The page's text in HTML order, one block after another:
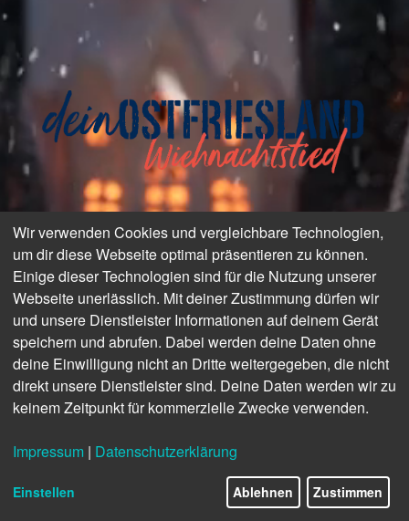
Wir verwenden Cookies und vergleichbare Technologien,
um dir diese Webseite optimal präsentieren zu können.
Einige dieser Technologien sind für die Nutzung unserer
Webseite unerlässlich. Mit deiner Zustimmung dürfen wir
und unsere Dienstleister Informationen auf deinem Gerät
speichern und abrufen. Dabei werden deine Daten ohne
deine Einwilligung nicht an Dritte weitergegeben, die nicht
direkt unsere Dienstleister sind. Deine Daten werden wir zu
keinem Zeitpunkt für kommerzielle Zwecke verwenden.
Impressum | Datenschutzerklärung
Einstellen Ablehnen Zustimmen